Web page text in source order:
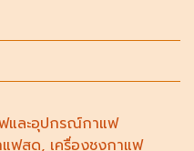
และอุปกรณ์กาแฟ
แฟสด, เครื่องชงกาแฟ